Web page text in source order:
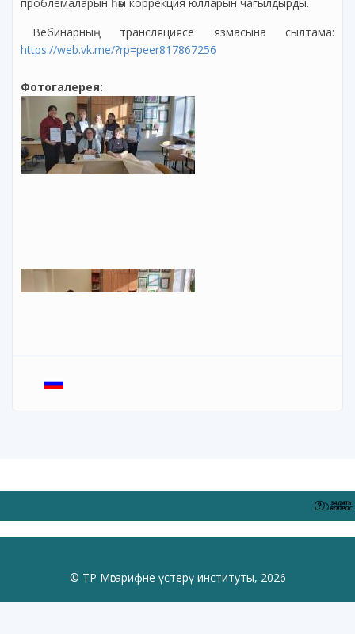
Вебинарның трансляциясе язмасына сылтама:
https://web.vk.me/?rp=peer817867256
Фотогалерея:
© ТР Мәгарифне үстерү институты, 2026